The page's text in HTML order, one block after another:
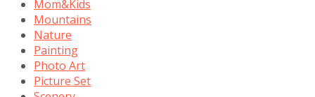
Mom&Kids
Mountains
Nature
Painting
Photo Art
Picture Set